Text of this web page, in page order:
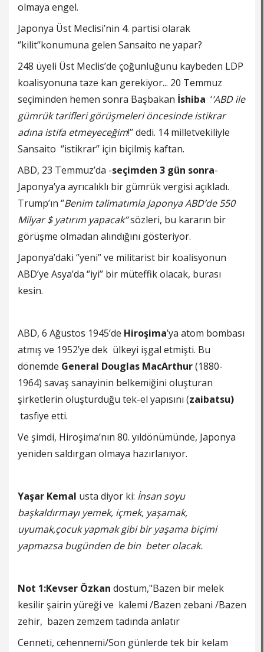
olmaya engel.
Japonya Üst Meclisi’nin 4. partisi olarak
‘’kilit’’konumuna gelen Sansaito ne yapar?
248 üyeli Üst Meclis’de çoğunluğunu kaybeden LDP
koalisyonuna taze kan gerekiyor... 20 Temmuz
seçiminden hemen sonra Başbakan İshiba ‘’ABD ile
gümrük tarifleri görüşmeleri öncesinde istikrar
adına istifa etmeyeceğim!’’ dedi. 14 milletvekiliyle
Sansaito ‘’istikrar’’ için biçilmiş kaftan.
ABD, 23 Temmuz’da -seçimden 3 gün sonra-
Japonya’ya ayrıcalıklı bir gümrük vergisi açıkladı.
Trump’ın ‘’Benim talimatımla Japonya ABD’de 550
Milyar $ yatırım yapacak’’sözleri, bu kararın bir
görüşme olmadan alındığını gösteriyor.
Japonya’daki ‘’yeni’’ ve militarist bir koalisyonun
ABD’ye Asya’da ‘’iyi’’ bir müteffik olacak, burası
kesin.
ABD, 6 Ağustos 1945’de Hiroşima’ya atom bombası
atmış ve 1952’ye dek ülkeyi işgal etmişti. Bu
dönemde General Douglas MacArthur(1880-
1964) savaş sanayinin belkemiğini oluşturan
şirketlerin oluşturduğu tek-el yapısını (zaibatsu)
tasfiye etti.
Ve şimdi, Hiroşima’nın 80. yıldönümünde, Japonya
yeniden saldırgan olmaya hazırlanıyor.
Yaşar Kemal usta diyor ki: İnsan soyu
başkaldırmayı yemek, içmek, yaşamak,
uyumak,çocuk yapmak gibi bir yaşama biçimi
yapmazsa bugünden de bin beter olacak.
Not 1:Kevser Özkan dostum,"Bazen bir melek
kesilir şairin yüreği ve kalemi /Bazen zebani /Bazen
zehir, bazen zemzem tadında anlatır
Cenneti, cehennemi/Son günlerde tek bir kelam